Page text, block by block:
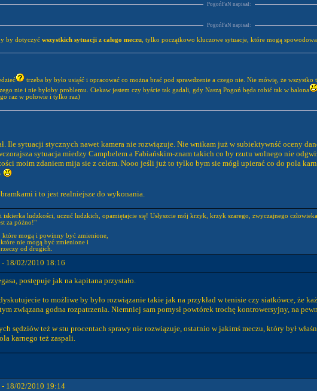
PogońFaN napisał:
PogońFaN napisał:
by dotyczyćwszystkich sytuacji z całego meczu , tylko początkowo kluczowe sytuacje, które mogą
trzeba by było usiąść i opracować co można brać pod sprawdzenie a czego nie. Nie mówię, że
nie i nie byłoby problemu. Ciekaw jestem czy byście tak gadali, gdy Naszą Pogoń będa robić tak w balona
raz w połowie i tylko raz)
Ile sytuacji stycznych nawet kamera nie rozwiązuje. Nie wnikam już w subiektywnść oceny
sytuacja miedzy Campbelem a Fabiańskim-znam takich co by rzutu wolnego nie
moim zdaniem mija sie z celem. Nooo jeśli już to tylko bym sie mógł upierać co do pola
i to jest realniejsze do wykonania.
ludzkości, uczuć ludzkich, opamiętajcie się! Usłyszcie mój krzyk, krzyk szarego, zwyczajnego
za późno!"
które mogą i powinny być zmienione,
nie mogą być zmienione i
od drugich.
- 18/02/2010 18:16
postępuje jak na kapitana przystało.
to możliwe by było rozwiązanie takie jak na przykład w tenisie czy siatkówce, że
związana godna rozpatrzenia. Niemniej sam pomysł powtórek trochę kontrowersyjny, na
sędziów też w stu procentach sprawy nie rozwiązuje, ostatnio w jakimś meczu, który był
karnego też zaspali.
- 18/02/2010 19:14